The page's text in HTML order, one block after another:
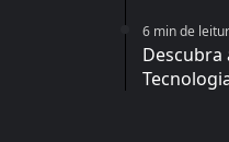
6 min de
Descubra